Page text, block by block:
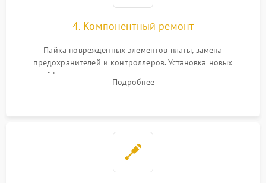
4. Компонентный ремонт
Пайка поврежденных элементов платы, замена
предохранителей и контроллеров. Установка новых
шлейфов, дисплея, механизма затвора или двигателя
автофокуса. Восстановление геометрии тубуса объектива
Подробнее